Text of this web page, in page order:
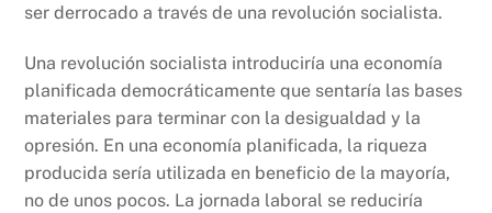
ser derrocado a través de una revolución socialista.
Una revolución socialista introduciría una economía
planificada democráticamente que sentaría las bases
materiales para terminar con la desigualdad y la
opresión. En una economía planificada, la riqueza
producida sería utilizada en beneficio de la mayoría,
no de unos pocos. La jornada laboral se reduciría